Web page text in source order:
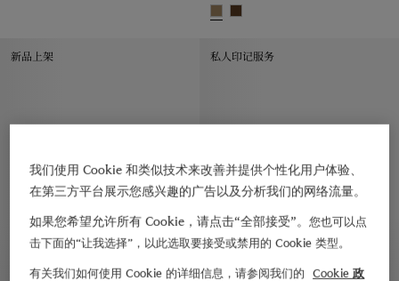
新品上架 私人印记服务
我们使用 Cookie 和类似技术来改善并提供个性化用户体验、
在第三方平台展示您感兴趣的广告以及分析我们的网络流量。
如果您希望允许所有 Cookie，请点击“全部接受”。您也可以点
击下面的“让我选择”，以此选取要接受或禁用的 Cookie 类型。
有关我们如何使用 Cookie 的详细信息，请参阅我们的
Cookie 政